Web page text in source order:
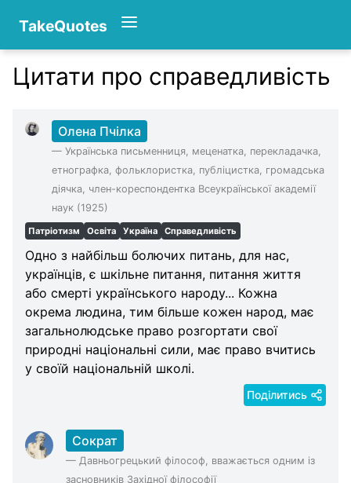
TakeQuotes
Authors
Categories
Цитати про справедливість
Олена Пчілка
— Українська письменниця, меценатка, перекладачка,
етнографка, фольклористка, публіцистка, громадська
діячка, член-кореспондентка Всеукраїнської академії
наук (1925)
Патріотизм Освіта Україна Справедливість
Одно з найбільш болючих питань, для нас,
українців, є шкільне питання, питання життя
або смерті українського народу... Кожна
окрема людина, тим більше кожен народ, має
загальнолюдське право розгортати свої
природні національні сили, має право вчитись
у своїй національній школі.
Поділитись
Сократ
— Давньогрецький філософ, вважається одним із
засновників Західної філософії